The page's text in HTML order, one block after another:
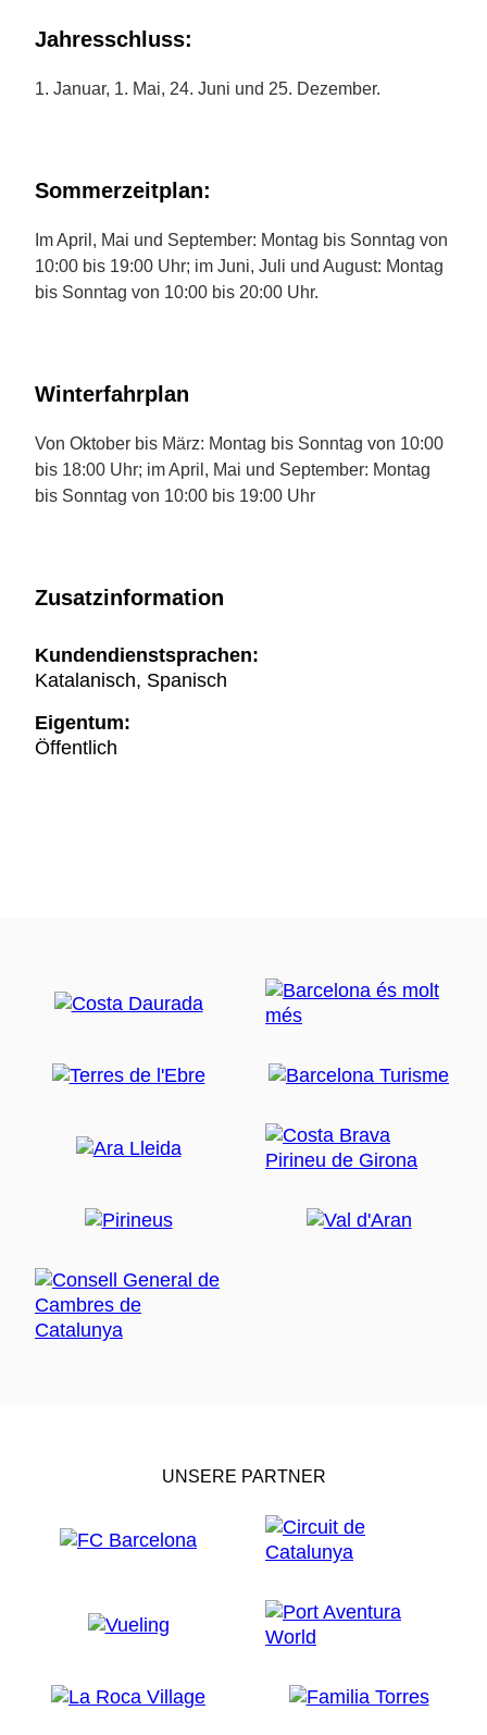
Jahresschluss:
1. Januar, 1. Mai, 24. Juni und 25. Dezember.
Sommerzeitplan:
Im April, Mai und September: Montag bis Sonntag von
10:00 bis 19:00 Uhr; im Juni, Juli und August: Montag
bis Sonntag von 10:00 bis 20:00 Uhr.
Winterfahrplan
Von Oktober bis März: Montag bis Sonntag von 10:00
bis 18:00 Uhr; im April, Mai und September: Montag
bis Sonntag von 10:00 bis 19:00 Uhr
Zusatzinformation
Kundendienstsprachen:
Katalanisch, Spanisch
Eigentum:
Öffentlich
UNSERE PARTNER